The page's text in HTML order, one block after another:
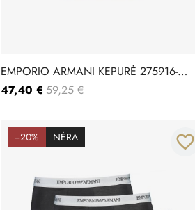
EMPORIO ARMANI KEPURĖ 275916-
0P837
47,40 € 59,25 €
−20% NĖRA favorite_border